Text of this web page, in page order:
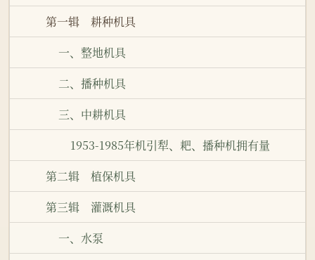
第一辑 耕种机具
一、整地机具
二、播种机具
三、中耕机具
1953-1985年机引犁、耙、播种机拥有量
第二辑 植保机具
第三辑 灌溉机具
一、水泵